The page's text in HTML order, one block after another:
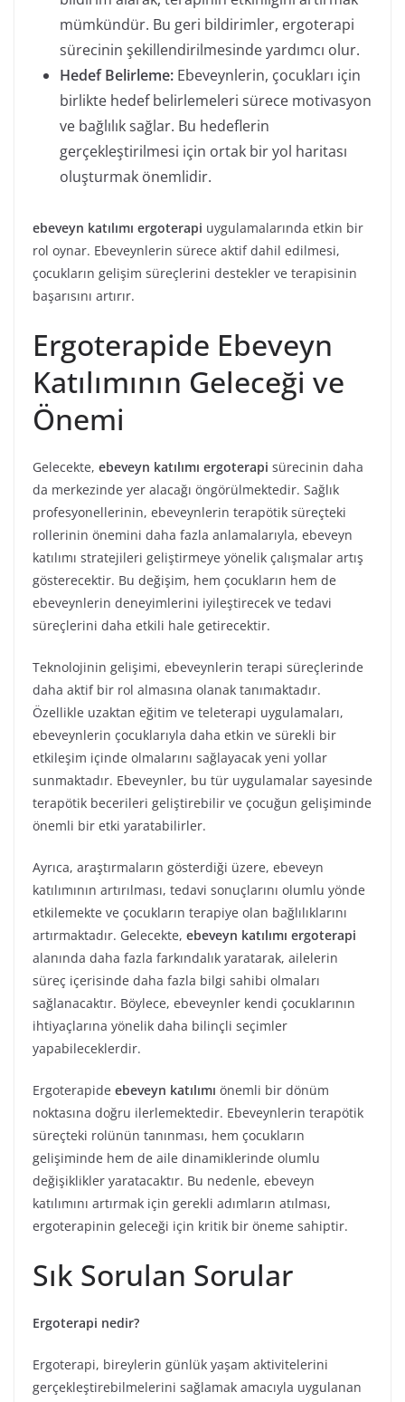
mümkündür. Bu geri bildirimler, ergoterapi
sürecinin şekillendirilmesinde yardımcı olur.
Hedef Belirleme: Ebeveynlerin, çocukları için
birlikte hedef belirlemeleri sürece motivasyon
ve bağlılık sağlar. Bu hedeflerin
gerçekleştirilmesi için ortak bir yol haritası
oluşturmak önemlidir.
ebeveyn katılımı ergoterapi uygulamalarında etkin bir
rol oynar. Ebeveynlerin sürece aktif dahil edilmesi,
çocukların gelişim süreçlerini destekler ve terapisinin
başarısını artırır.
Ergoterapide Ebeveyn
Katılımının Geleceği ve
Önemi
Gelecekte, ebeveyn katılımı ergoterapi sürecinin daha
da merkezinde yer alacağı öngörülmektedir. Sağlık
profesyonellerinin, ebeveynlerin terapötik süreçteki
rollerinin önemini daha fazla anlamalarıyla, ebeveyn
katılımı stratejileri geliştirmeye yönelik çalışmalar artış
gösterecektir. Bu değişim, hem çocukların hem de
ebeveynlerin deneyimlerini iyileştirecek ve tedavi
süreçlerini daha etkili hale getirecektir.
Teknolojinin gelişimi, ebeveynlerin terapi süreçlerinde
daha aktif bir rol almasına olanak tanımaktadır.
Özellikle uzaktan eğitim ve teleterapi uygulamaları,
ebeveynlerin çocuklarıyla daha etkin ve sürekli bir
etkileşim içinde olmalarını sağlayacak yeni yollar
sunmaktadır. Ebeveynler, bu tür uygulamalar sayesinde
terapötik becerileri geliştirebilir ve çocuğun gelişiminde
önemli bir etki yaratabilirler.
Ayrıca, araştırmaların gösterdiği üzere, ebeveyn
katılımının artırılması, tedavi sonuçlarını olumlu yönde
etkilemekte ve çocukların terapiye olan bağlılıklarını
artırmaktadır. Gelecekte, ebeveyn katılımı ergoterapi
alanında daha fazla farkındalık yaratarak, ailelerin
süreç içerisinde daha fazla bilgi sahibi olmaları
sağlanacaktır. Böylece, ebeveynler kendi çocuklarının
ihtiyaçlarına yönelik daha bilinçli seçimler
yapabileceklerdir.
Ergoterapide ebeveyn katılımı önemli bir dönüm
noktasına doğru ilerlemektedir. Ebeveynlerin terapötik
süreçteki rolünün tanınması, hem çocukların
gelişiminde hem de aile dinamiklerinde olumlu
değişiklikler yaratacaktır. Bu nedenle, ebeveyn
katılımını artırmak için gerekli adımların atılması,
ergoterapinin geleceği için kritik bir öneme sahiptir.
Sık Sorulan Sorular
Ergoterapi nedir?
Ergoterapi, bireylerin günlük yaşam aktivitelerini
gerçekleştirebilmelerini sağlamak amacıyla uygulanan